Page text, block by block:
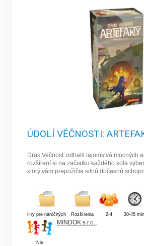
ÚDOLÍ VĚČNOSTI:
Drak Večnosť odhalil tajomstvá mocných
rozšírení si na začiatku každého kola
ktorý vám prepožičia silnú dočasnú
Hry pre náročných Rozšírenia 2-4 30-45
Nie
MINDOK s.r.o.,